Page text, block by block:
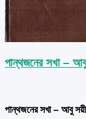
পান্থজনের সখা –
পান্থজনের সখা – আবু